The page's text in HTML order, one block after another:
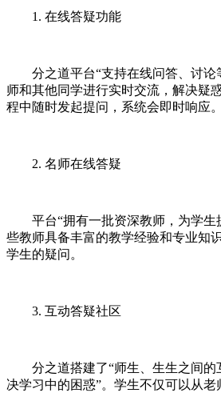
1. 在线答疑功能
分之道平台“支持在线问答、讨
师和其他同学进行实时交流，解决疑
程中随时发起提问，系统会即时响应。
2. 名师在线答疑
平台“拥有一批资深教师，为学
些教师具备丰富的教学经验和专业知
学生的疑问。
3. 互动答疑社区
分之道搭建了“师生、生生之间
决学习中的困惑”。学生不仅可以从